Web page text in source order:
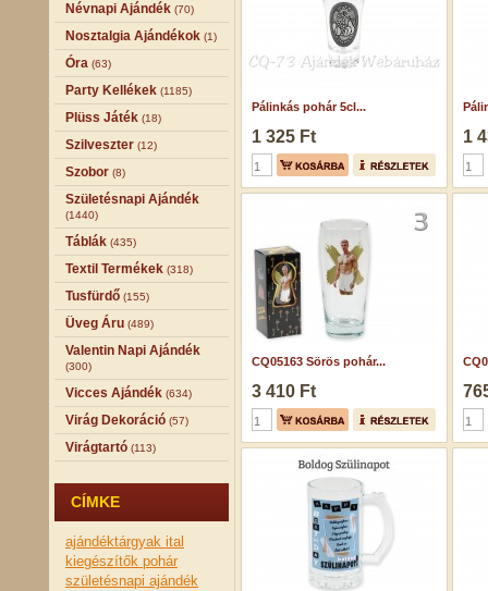
Névnapi Ajándék (70)
Nosztalgia Ajándékok (1)
Óra (63)
Party Kellékek (1185)
Plüss Játék (18)
Szilveszter (12)
Szobor (8)
Születésnapi Ajándék
(1440)
Táblák (435)
Textil Termékek (318)
Tusfürdő (155)
Üveg Áru (489)
Valentin Napi Ajándék
(300)
Vicces Ajándék (634)
Virág Dekoráció (57)
Virágtartó (113)
CÍMKE
ajándéktárgyak ital
kiegészítők pohár
születésnapi ajándék
Pálinkás pohár 5cl...
1 325 Ft 1
CQ05163 Sörös pohár...
3 410 Ft